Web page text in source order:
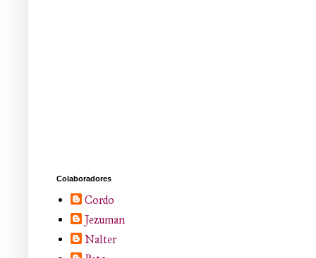
Colaboradores
Cordo
Jezuman
Nalter